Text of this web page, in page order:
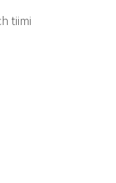
tiimi